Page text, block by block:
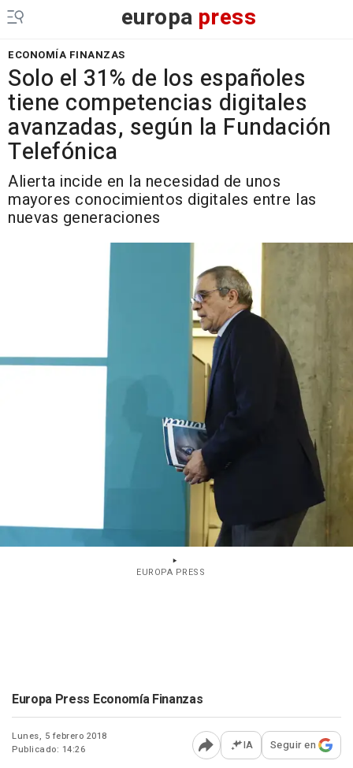
europa press
ECONOMÍA FINANZAS
Solo el 31% de los españoles
tiene competencias digitales
avanzadas, según la Fundación
Telefónica
Alierta incide en la necesidad de unos
mayores conocimientos digitales entre las
nuevas generaciones
EUROPA PRESS
Europa Press Economía Finanzas
Lunes, 5 febrero 2018
Publicado: 14:26
Abrir opciones para
IA Seguir en